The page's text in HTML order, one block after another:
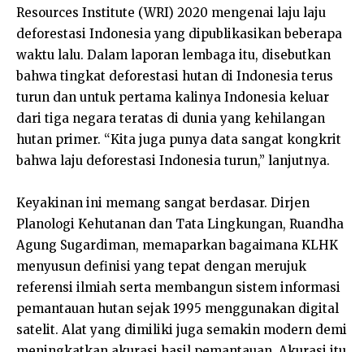
Resources Institute (WRI) 2020 mengenai laju laju
deforestasi Indonesia yang dipublikasikan beberapa
waktu lalu. Dalam laporan lembaga itu, disebutkan
bahwa tingkat deforestasi hutan di Indonesia terus
turun dan untuk pertama kalinya Indonesia keluar
dari tiga negara teratas di dunia yang kehilangan
hutan primer. “Kita juga punya data sangat kongkrit
bahwa laju deforestasi Indonesia turun,” lanjutnya.
Keyakinan ini memang sangat berdasar. Dirjen
Planologi Kehutanan dan Tata Lingkungan, Ruandha
Agung Sugardiman, memaparkan bagaimana KLHK
menyusun definisi yang tepat dengan merujuk
referensi ilmiah serta membangun sistem informasi
pemantauan hutan sejak 1995 menggunakan digital
satelit. Alat yang dimiliki juga semakin modern demi